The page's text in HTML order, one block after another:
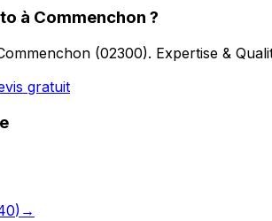
à Commenchon ?
(02300). Expertise &
gratuit
) →